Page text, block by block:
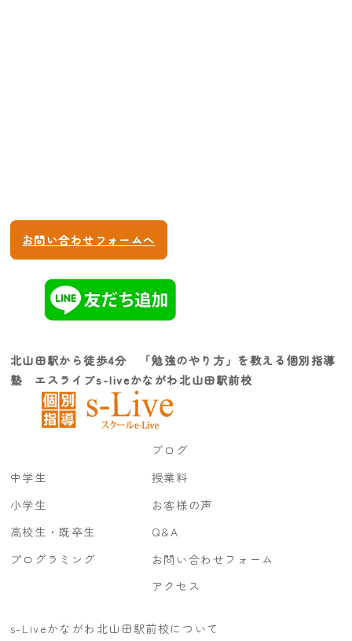
お問い合わせフォームへ
北山田駅から徒歩4分 「勉強のやり方」を教える個別指導
塾 エスライブs-liveかながわ北山田駅前校
中学生
小学生
高校生・既卒生
プログラミング
ブログ
授業料
お客様の声
Q&A
お問い合わせフォーム
アクセス
s-Liveかながわ北山田駅前校について